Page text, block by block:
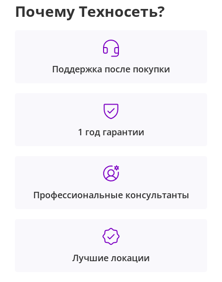
Почему Техносеть?
Поддержка после покупки
1 год гарантии
Профессиональные консультанты
Лучшие локации